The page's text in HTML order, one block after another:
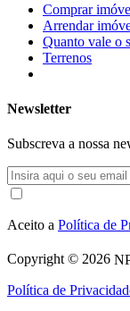
Comprar
Arrendar
Quanto vale o
Terrenos
Newsletter
Subscreva a nossa
Aceito a Política de
Copyright © 2026
Política de